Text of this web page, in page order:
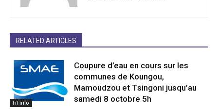
RELATED ARTICLES
Fil info
Coupure d’eau en cours sur les
communes de Koungou,
Mamoudzou et Tsingoni jusqu’au
samedi 8 octobre 5h